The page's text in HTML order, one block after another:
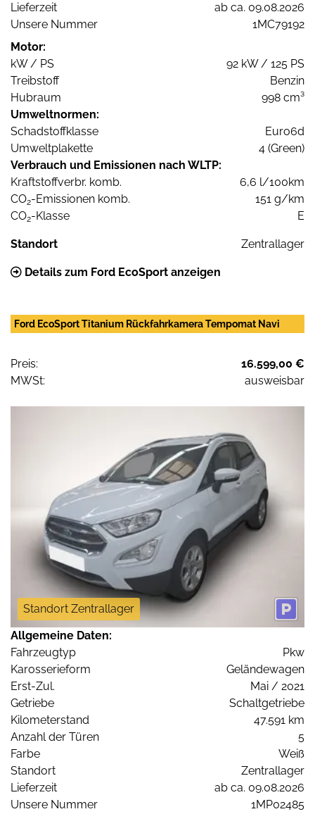
Lieferzeit
ab ca. 09.08.2026
Unsere Nummer
1MC79192
Motor:
kW / PS
92 kW / 125 PS
Treibstoff
Benzin
Hubraum
998 cm³
Umweltnormen:
Schadstoffklasse
Euro6d
Umweltplakette
4 (Green)
Verbrauch und Emissionen nach WLTP:
Kraftstoffverbr. komb.
6,6 l/100km
CO2-Emissionen komb.
151 g/km
CO2-Klasse E
Standort Zentrallager
Details zum Ford EcoSport anzeigen
Ford EcoSport Titanium Rückfahrkamera Tempomat Navi
Preis:
16.599,00 €
MWSt:
ausweisbar
Standort Zentrallager
Allgemeine Daten:
Fahrzeugtyp
Pkw
Karosserieform
Geländewagen
Erst-Zul.
Mai / 2021
Getriebe
Schaltgetriebe
Kilometerstand
47.591 km
Anzahl der Türen
5
Farbe
Weiß
Standort
Zentrallager
Lieferzeit
ab ca. 09.08.2026
Unsere Nummer
1MP02485